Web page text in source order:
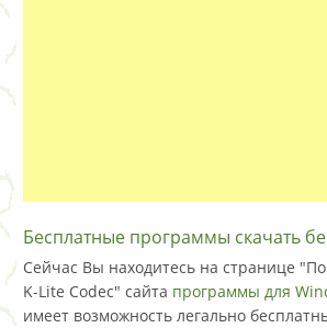
Бесплатные программы скачать
Сейчас Вы находитесь на странице
K-Lite Codec" сайта программы для
имеет возможность легально